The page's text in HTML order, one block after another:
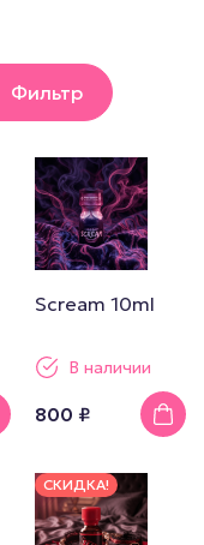
Фильтр
Scream 10ml
В наличии
800 ₽
СКИДКА!